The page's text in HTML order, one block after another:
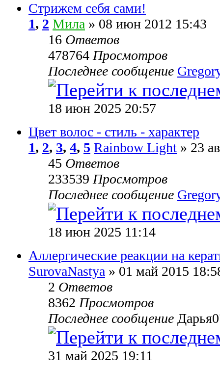
Стрижем себя сами!
1, 2 Мила » 08 июн 2012 15:43
16 Ответов
478764Просмотров
Последнее сообщение
18 июн 2025 20:57
Цвет волос - стиль - характер
1, 2, 3, 4, 5 Rainbow Light » 23
45 Ответов
233539Просмотров
Последнее сообщение
18 июн 2025 11:14
Аллергические реакции на
SurovaNastya » 01 май 2015
2 Ответов
8362Просмотров
Последнее сообщение
31 май 2025 19:11